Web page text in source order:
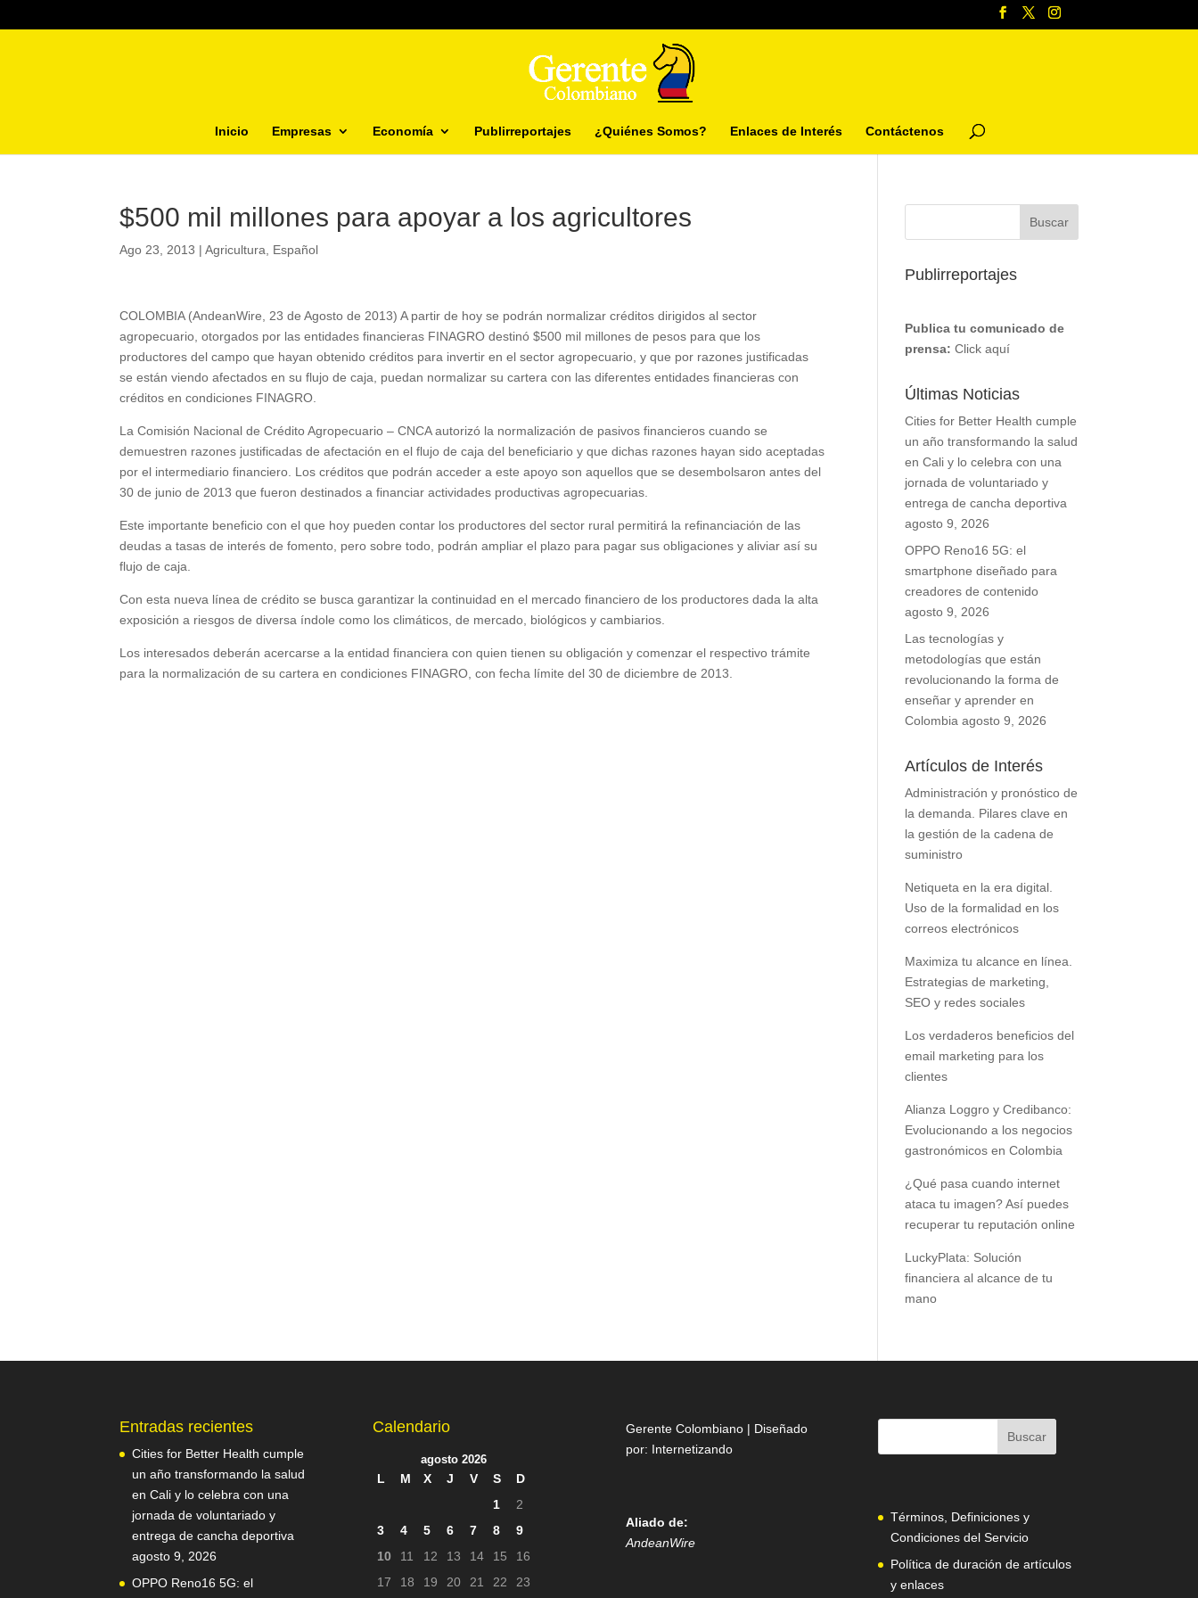
Inicio Empresas Economía Publirreportajes ¿Quiénes Somos? Enlaces de Interés Contáctenos
$500 mil millones para apoyar a los agricultores
Ago 23, 2013 |Agricultura Español
COLOMBIA (AndeanWire, 23 de Agosto de 2013) A partir de hoy se podrán normalizar créditos dirigidos al sector
agropecuario, otorgados por las entidades financieras FINAGRO destinó $500 mil millones de pesos para que los
productores del campo que hayan obtenido créditos para invertir en el sector agropecuario, y que por razones justificadas
se están viendo afectados en su flujo de caja, puedan normalizar su cartera con las diferentes entidades financieras con
créditos en condiciones FINAGRO.
La Comisión Nacional de Crédito Agropecuario – CNCA autorizó la normalización de pasivos financieros cuando se
demuestren razones justificadas de afectación en el flujo de caja del beneficiario y que dichas razones hayan sido aceptadas
por el intermediario financiero. Los créditos que podrán acceder a este apoyo son aquellos que se desembolsaron antes del
30 de junio de 2013 que fueron destinados a financiar actividades productivas agropecuarias.
Este importante beneficio con el que hoy pueden contar los productores del sector rural permitirá la refinanciación de las
deudas a tasas de interés de fomento, pero sobre todo, podrán ampliar el plazo para pagar sus obligaciones y aliviar así su
flujo de caja.
Con esta nueva línea de crédito se busca garantizar la continuidad en el mercado financiero de los productores dada la alta
exposición a riesgos de diversa índole como los climáticos, de mercado, biológicos y cambiarios.
Los interesados deberán acercarse a la entidad financiera con quien tienen su obligación y comenzar el respectivo trámite
para la normalización de su cartera en condiciones FINAGRO, con fecha límite del 30 de diciembre de 2013.
Publirreportajes
Publica tu comunicado de
prensa: Click aquí
Últimas Noticias
Cities for Better Health cumple
un año transformando la salud
en Cali y lo celebra con una
jornada de voluntariado y
entrega de cancha deportiva
agosto 9, 2026
OPPO Reno16 5G: el
smartphone diseñado para
creadores de contenido
agosto 9, 2026
Las tecnologías y
metodologías que están
revolucionando la forma de
enseñar y aprender en
Colombia agosto 9, 2026
Artículos de Interés
Administración y pronóstico de
la demanda. Pilares clave en
la gestión de la cadena de
suministro
Netiqueta en la era digital.
Uso de la formalidad en los
correos electrónicos
Maximiza tu alcance en línea.
Estrategias de marketing,
SEO y redes sociales
Los verdaderos beneficios del
email marketing para los
clientes
Alianza Loggro y Credibanco:
Evolucionando a los negocios
gastronómicos en Colombia
¿Qué pasa cuando internet
ataca tu imagen? Así puedes
recuperar tu reputación online
LuckyPlata: Solución
financiera al alcance de tu
mano
Entradas recientes
Cities for Better Health cumple
un año transformando la salud
en Cali y lo celebra con una
jornada de voluntariado y
entrega de cancha deportiva
agosto 9, 2026
OPPO Reno16 5G: el
Calendario
agosto 2026
L M X J V S
D
1
2
3
4 5 6 7 8
9
10
11 12 13 14 15
16
17
18 19 20 21 22 23
Gerente Colombiano | Diseñado
por: Internetizando
Aliado de:
AndeanWire
Términos, Definiciones y
Condiciones del Servicio
Política de duración de artículos
y enlaces